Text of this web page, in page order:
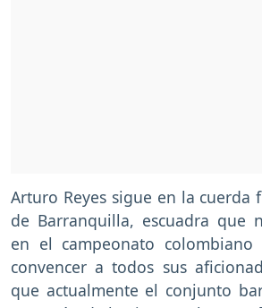
Arturo Reyes sigue en la cuerda
de Barranquilla, escuadra que
en el campeonato
convencer a todos sus
que actualmente el conjunto